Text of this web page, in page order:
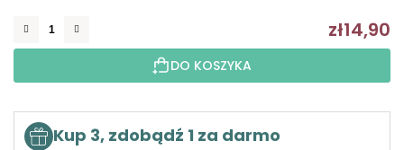
zł14,90
DO KOSZYKA
Kup 3, zdobądź 1 za darmo